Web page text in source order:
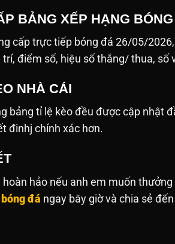
BẢNG XẾP HẠNG
cấp trực tiếp bóng đá 26/05/
điểm số, hiệu số thắng/ thua, số
NHÀ CÁI
bảng tỉ lệ kèo đều được cập nhật
đinhj chính xác hơn.
hoàn hảo nếu anh em muốn
đá ngay bây giờ và chia sẻ